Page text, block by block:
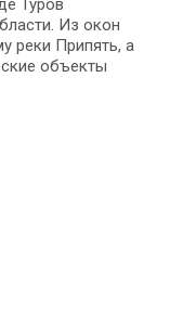
Из окон
реки Припять, а
объекты